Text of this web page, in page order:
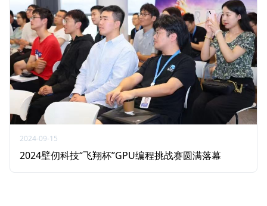
2024-09-15
2024壁仞科技“飞翔杯”GPU编程挑战赛圆满落幕